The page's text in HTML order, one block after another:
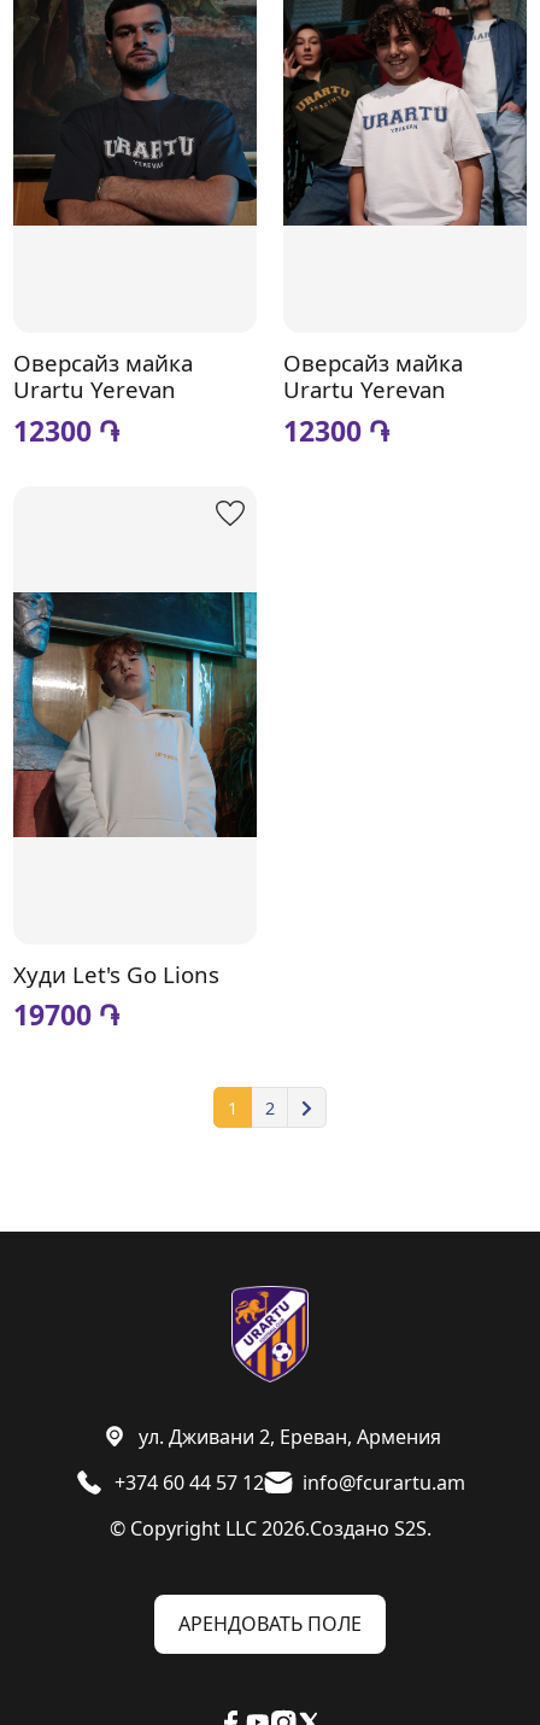
Оверсайз майка
Urartu Yerevan
12300 ֏
Оверсайз майка
Urartu Yerevan
12300 ֏
Худи Let's Go Lions
19700 ֏
1 2
© Copyright LLC 2026.Создано S2S.
+374 60 44 57 12 info@fcurartu.am
ул. Дживани 2, Ереван, Армения
АРЕНДОВАТЬ ПОЛЕ